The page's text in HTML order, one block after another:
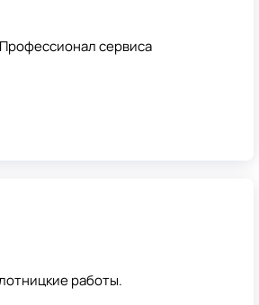
Профессионал сервиса
работы.